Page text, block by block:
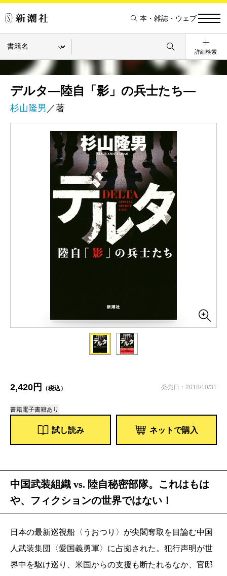
本・雑誌・ウェブ
詳細検索
デルタ―陸自「影」の兵士たち―
杉山隆男 ／著
2,420円 （税込） 発売日：2018/10/31
書籍電子書籍あり
試し読み ネットで購入
中国武装組織 vs. 陸自秘密部隊。これはもは
や、フィクションの世界ではない！
日本の最新巡視船〈うおつり〉が尖閣奪取を目論む中国
人武装集団〈愛国義勇軍〉に占拠された。犯行声明が世
界中を駆け巡り、米国からの支援も断たれるなか、官邸